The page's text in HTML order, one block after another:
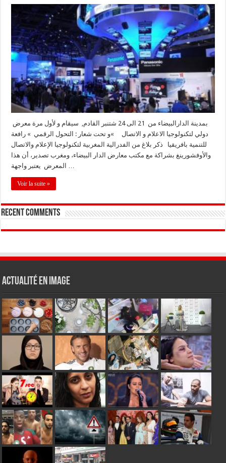
دولي لتكنولوجيا الاعلام و الاتصال »و تحت شعار : التحول الرقمي » رافعة
للتنمية بافريقيا ذكر بلاغ من الفدرالية المغربية لتكنولوجيا الإعلام والاتصال
والأوفشورينغ بشراكة مع مكتب معارض الدار البيضاء، ومغرب تصدير، أن هذا
المعرض يعتبر واجهة …
Voir la suite »
Recent Comments
Actualité en Image